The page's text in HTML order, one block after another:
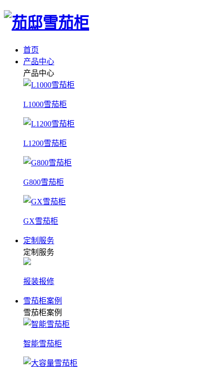
首页
产品中心
产品中心
L1000雪茄柜
L1200雪茄柜
G800雪茄柜
GX雪茄柜
定制服务
定制服务
报装报修
雪茄柜案例
雪茄柜案例
智能雪茄柜